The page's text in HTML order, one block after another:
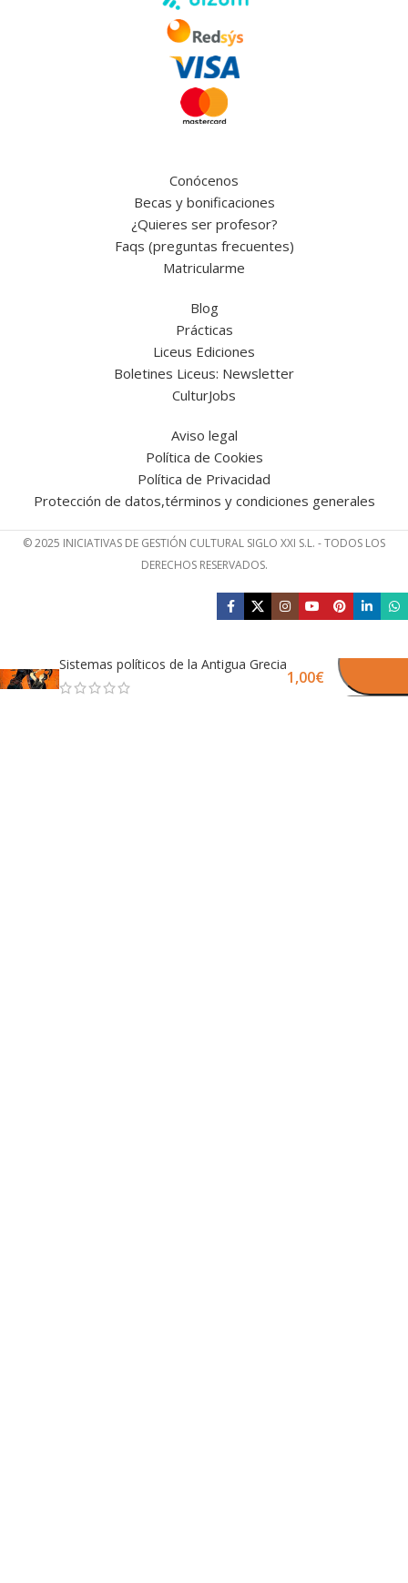
Conócenos
Becas y bonificaciones
¿Quieres ser profesor?
Faqs (preguntas frecuentes)
Matricularme
Blog
Prácticas
Liceus Ediciones
Boletines Liceus: Newsletter
CulturJobs
Aviso legal
Política de Cookies
Política de Privacidad
Protección de datos,términos y condiciones generales
© 2025 INICIATIVAS DE GESTIÓN CULTURAL SIGLO XXI S.L. - TODOS LOS
DERECHOS RESERVADOS.
Sistemas políticos de la Antigua Grecia
1,00€